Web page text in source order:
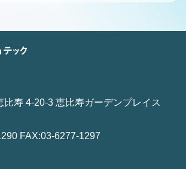
比寿 4-20-3 恵比寿ガーデンプレイス
FAX:03-6277-1297